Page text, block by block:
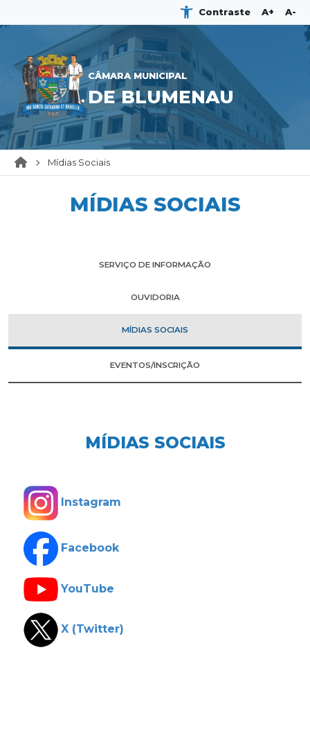
Contraste A+ A-
CÂMARA MUNICIPAL
DE BLUMENAU
Mídias Sociais
MÍDIAS SOCIAIS
SERVIÇO DE INFORMAÇÃO
OUVIDORIA
MÍDIAS SOCIAIS
EVENTOS/INSCRIÇÃO
MÍDIAS SOCIAIS
Instagram
Facebook
YouTube
X (Twitter)